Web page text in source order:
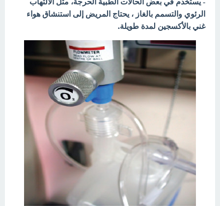
الرئوي والتسمم بالغاز ، يحتاج المريض إلى استنشاق هواء
غني بالأكسجين لمدة طويلة.